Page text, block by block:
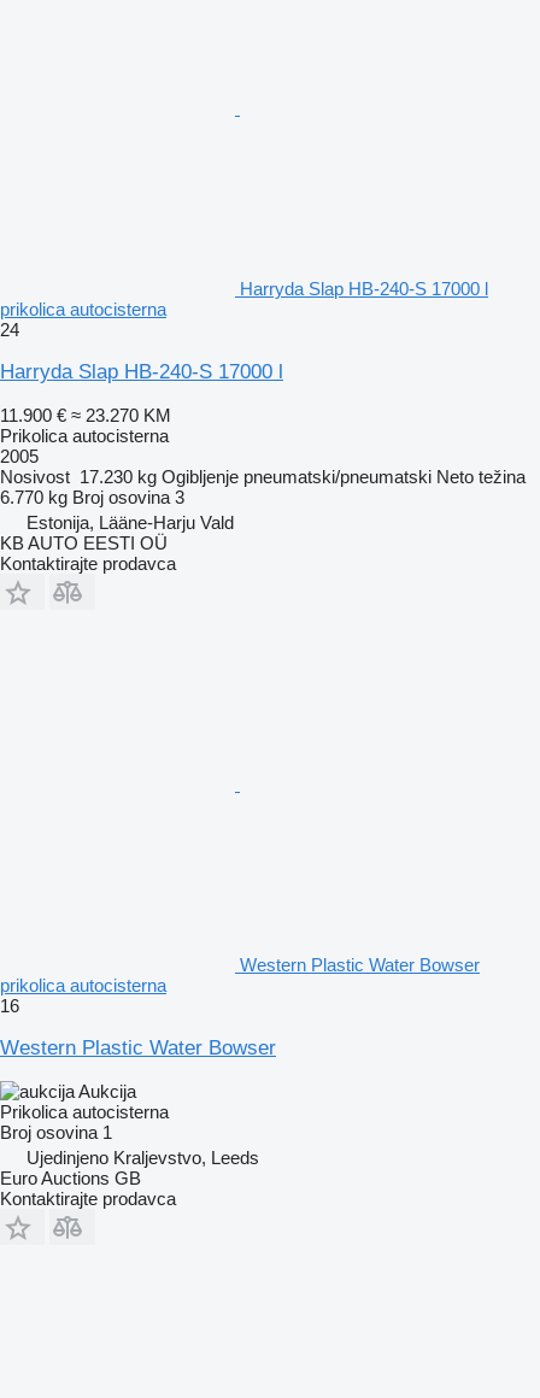
Harryda Slap HB-240-S 17000 l
prikolica autocisterna
24
Harryda Slap HB-240-S 17000 l
11.900 € ≈ 23.270 KM
Prikolica autocisterna
2005
Nosivost 17.230 kg Ogibljenje pneumatski/pneumatski Neto težina
6.770 kg Broj osovina 3
Estonija, Lääne-Harju Vald
KB AUTO EESTI OÜ
Kontaktirajte prodavca
Western Plastic Water Bowser
prikolica autocisterna
16
Western Plastic Water Bowser
Aukcija
Prikolica autocisterna
Broj osovina 1
Ujedinjeno Kraljevstvo, Leeds
Euro Auctions GB
Kontaktirajte prodavca